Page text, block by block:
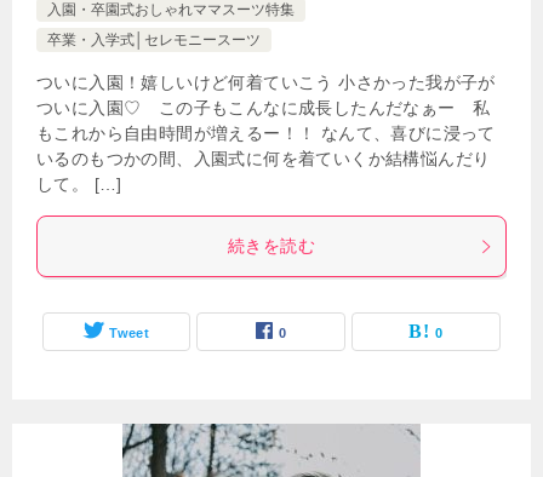
入園・卒園式おしゃれママスーツ特集
卒業・入学式│セレモニースーツ
ついに入園！嬉しいけど何着ていこう 小さかった我が子が
ついに入園♡ この子もこんなに成長したんだなぁー 私
もこれから自由時間が増えるー！！ なんて、喜びに浸って
いるのもつかの間、入園式に何を着ていくか結構悩んだり
して。 […]
続きを読む
Tweet 0 0